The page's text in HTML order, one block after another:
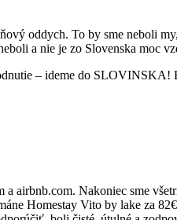
oddych. To by sme neboli
a nie je zo Slovenska moc
– ideme do
airbnb.com. Nakoniec sme
Homestay Vito by lake za